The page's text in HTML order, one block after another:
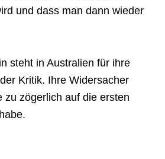
und dass man dann wieder
steht in Australien für ihre
Kritik. Ihre Widersacher
zu zögerlich auf die ersten